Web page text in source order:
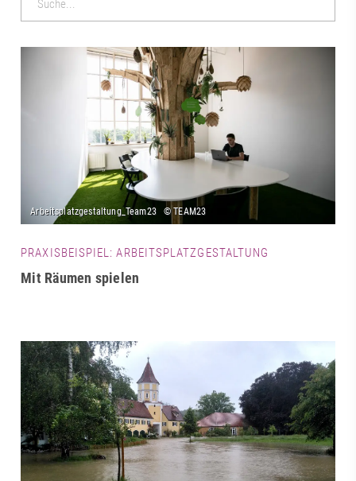
PRAXISBEISPIEL: ARBEITSPLATZGESTALTUNG
Mit Räumen spielen